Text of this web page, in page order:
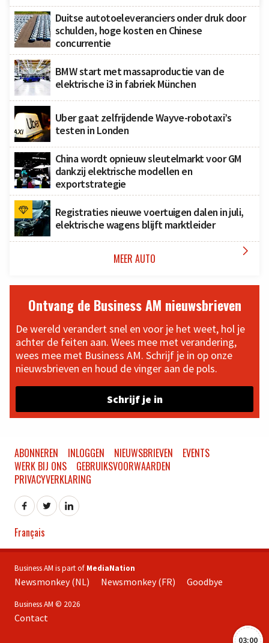
Duitse autotoeleveranciers onder druk door
schulden, hoge kosten en Chinese
concurrentie
BMW start met massaproductie van de
elektrische i3 in fabriek München
Uber gaat zelfrijdende Wayve-robotaxi’s
testen in Londen
China wordt opnieuw sleutelmarkt voor GM
dankzij elektrische modellen en
exportstrategie
Registraties nieuwe voertuigen dalen in juli,
elektrische wagens blijft marktleider
MEER AUTO 
Ontvang de Business AM nieuwsbrieven
De wereld verandert snel en voor je het weet, hol je
achter de feiten aan. Wees mee met verandering,
wees mee met Business AM. Schrijf je in op onze
nieuwsbrieven en houd de vinger aan de pols.
Schrijf je in
03:00
ABONNEREN INLOGGEN NIEUWSBRIEVEN
EVENTS
WERK BIJ ONS
GEBRUIKSVOORWAARDEN
PRIVACYVERKLARING
Français
Business AM is part of MediaNation
Newsmonkey (NL) Newsmonkey (FR) Goodbye
Business AM © 2026
Contact